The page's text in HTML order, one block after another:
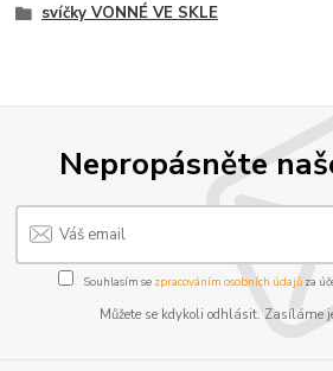
svíčky VONNÉ VE SKLE
Nepropásněte
Souhlasím se zpracováním osobních údajůza
Můžete se kdykoli odhlásit. Zasíláme